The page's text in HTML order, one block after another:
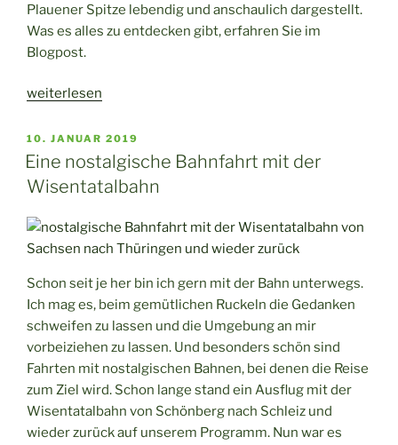
Plauener Spitze lebendig und anschaulich dargestellt.
Was es alles zu entdecken gibt, erfahren Sie im
Blogpost.
„Lebendige
in
der
Schaustickerei
Plauen“
weiterlesen
VERÖFFENTLICHT
AM
10. JANUAR 2019
Eine nostalgische Bahnfahrt mit der
Wisentatalbahn
Schon seit je her bin ich gern mit der Bahn unterwegs.
Ich mag es, beim gemütlichen Ruckeln die Gedanken
schweifen zu lassen und die Umgebung an mir
vorbeiziehen zu lassen. Und besonders schön sind
Fahrten mit nostalgischen Bahnen, bei denen die Reise
zum Ziel wird. Schon lange stand ein Ausflug mit der
Wisentatalbahn von Schönberg nach Schleiz und
wieder zurück auf unserem Programm. Nun war es